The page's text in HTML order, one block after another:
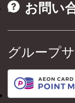
お問い
グループ